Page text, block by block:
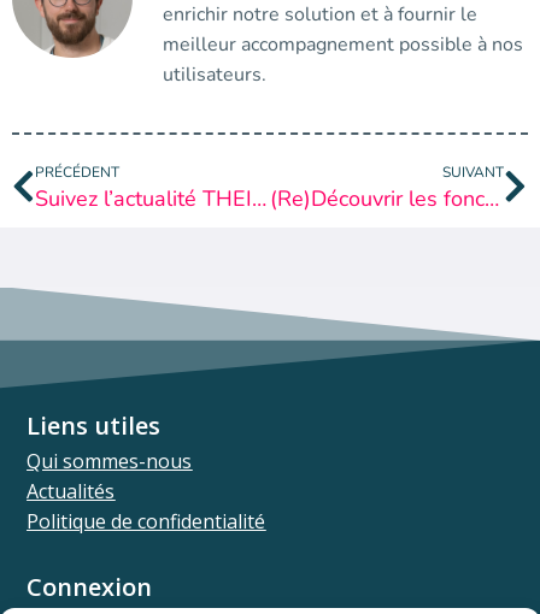
enrichir notre solution et à fournir le
meilleur accompagnement possible à nos
utilisateurs.
PRÉCÉDENT
Suivez l’actualité THEIA dans THEIA !
SUIVANT
(Re)Découvrir les fonctionnalités SSO THEIA
Connexion
Liens utiles
Qui sommes-nous
Actualités
Politique de confidentialité